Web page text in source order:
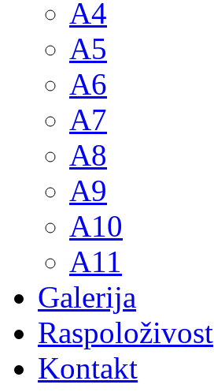
A4
A5
A6
A7
A8
A9
A10
A11
Galerija
Raspoloživost
Kontakt